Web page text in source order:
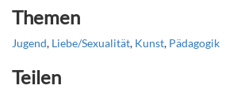
Themen
Jugend, Liebe/Sexualität, Kunst, Pädagogik
Teilen